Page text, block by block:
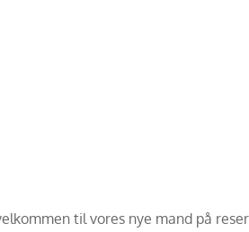
til vores nye mand på